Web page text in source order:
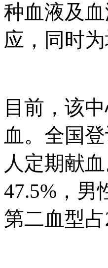
种血液及
应，同时
目前，该
血。全国
人定期献
47.5%，男
第二血型